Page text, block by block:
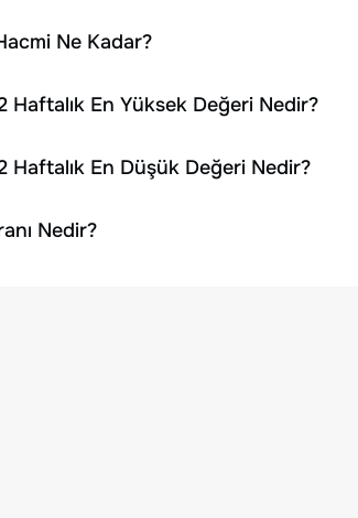
Ne Kadar?
Haftalık En Yüksek Değeri Nedir?
Haftalık En Düşük Değeri Nedir?
Nedir?